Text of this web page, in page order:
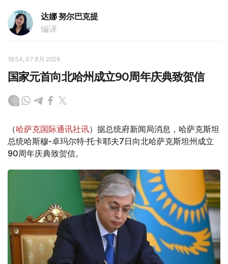
达娜 努尔巴克提
编译
18:54, 07 8月 2026
国家元首向北哈州成立90周年庆典致贺信
（哈萨克国际通讯社讯）据总统府新闻局消息，哈萨克斯坦
总统哈斯穆-卓玛尔特·托卡耶夫7日向北哈萨克斯坦州成立
90周年庆典致贺信。